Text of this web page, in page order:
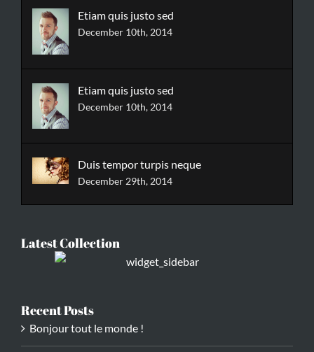
Etiam quis justo sed
December 10th, 2014
Etiam quis justo sed
December 10th, 2014
Duis tempor turpis neque
December 29th, 2014
Latest Collection
Recent Posts
Bonjour tout le monde !